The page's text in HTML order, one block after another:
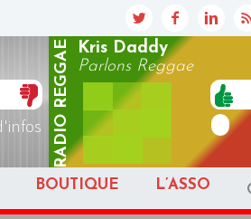
RADIO
REGGAE
Kris Daddy
Parlons Reggae
BOUTIQUE L’ASSO